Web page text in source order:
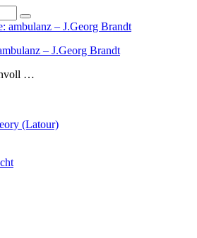
Suchen
– J.Georg Brandt
…
(Latour)